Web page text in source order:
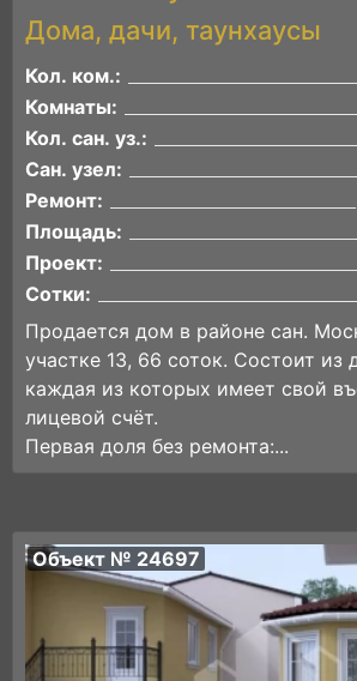
Дома, дачи, таунхаусы
Кол. ком.:
Комнаты:
Кол. сан. уз.:
Сан. узел:
Ремонт:
Площадь:
Проект:
Сотки:
Продается дом в районе сан.
участке 13, 66 соток. Состоит из
каждая из которых имеет свой
лицевой счёт.
Первая доля без ремонта:...
Объект № 24697